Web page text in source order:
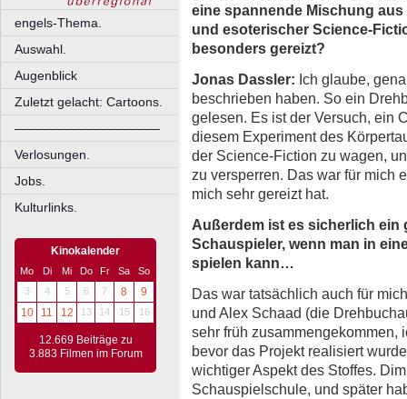
engels-Thema.
Auswahl.
Augenblick
Zuletzt gelacht: Cartoons.
––––––––––––––––––––
Verlosungen.
Jobs.
Kulturlinks.
Kinokalender
Mo Di Mi Do Fr Sa
So
3
4 5 6 7 8
9
10
11 12 13 14 15 16
12.669 Beiträge zu
3.883 Filmen im Forum
eine spannende Mischung
und esoterischer Science-
besonders gereizt?
Jonas Dassler: Ich glaube,
beschrieben haben. So ein
gelesen. Es ist der Versuch, ein
diesem Experiment des
der Science-Fiction zu wagen,
zu versperren. Das war für mich
mich sehr gereizt hat.
Außerdem ist es sicherlich ein
Schauspieler, wenn man in
spielen kann…
Das war tatsächlich auch für
und Alex Schaad (die
sehr früh zusammengekommen,
bevor das Projekt realisiert
wichtiger Aspekt des Stoffes.
Schauspielschule, und später